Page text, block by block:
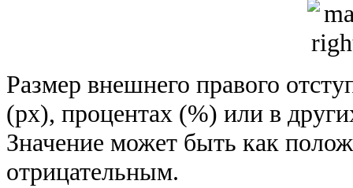
Размер внешнего правого
(px), процентах (%) или в
Значение может быть как
отрицательным.